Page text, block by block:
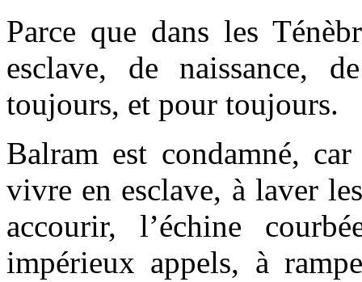
Parce que dans les
esclave, de naissance,
toujours, et pour toujours.
Balram est condamné,
vivre en esclave, à laver
accourir, l’échine
impérieux appels, à